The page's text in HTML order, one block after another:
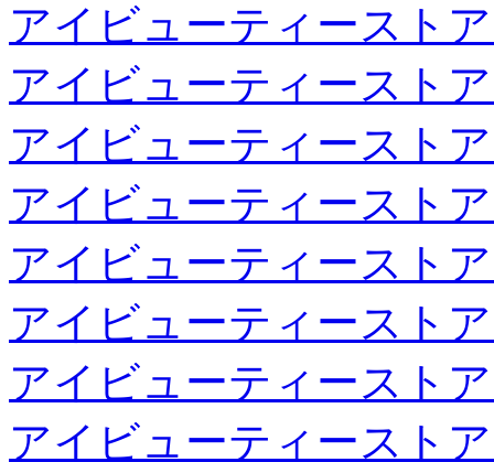
アイビューティースト
アイビューティースト
アイビューティースト
アイビューティースト
アイビューティースト
アイビューティースト
アイビューティースト
アイビューティースト